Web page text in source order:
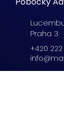
Praha 3
+420